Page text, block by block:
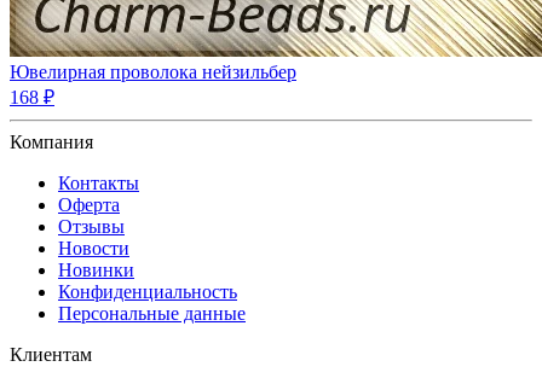
Ювелирная проволока нейзильбер
168 ₽
Компания
Контакты
Оферта
Отзывы
Новости
Новинки
Конфиденциальность
Персональные данные
Клиентам